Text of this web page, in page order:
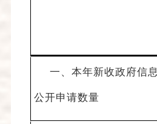
一、本年新收政府信息
公开申请数量